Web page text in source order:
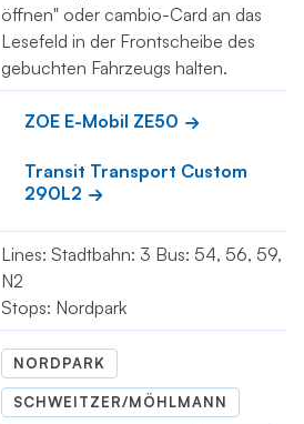
öffnen" oder cambio-Card an das
Lesefeld in der Frontscheibe des
gebuchten Fahrzeugs halten.
ZOE E-Mobil ZE50
Transit Transport Custom
290L2
Lines: Stadtbahn: 3 Bus: 54, 56, 59,
N2
Stops: Nordpark
NORDPARK
SCHWEITZER/MÖHLMANN